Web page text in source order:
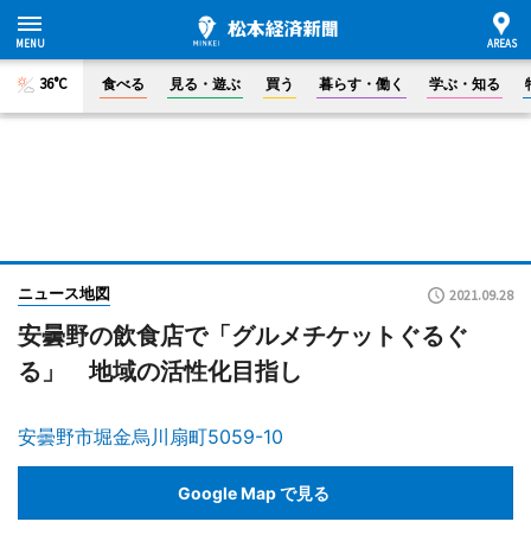
36°C 食べる 見る・遊ぶ 買う 暮らす・働く 学ぶ・知る
ニュース地図 2021.09.28
安曇野の飲食店で「グルメチケットぐるぐ
る」 地域の活性化目指し
安曇野市堀金烏川扇町5059-10
Google Map で見る